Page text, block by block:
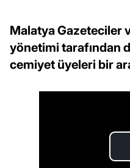
Malatya Gazeteciler
yönetimi tarafından
cemiyet üyeleri bir